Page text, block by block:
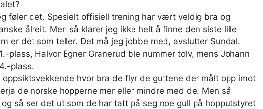
føler det. Spesielt offisiell trening har vært veldig bra og
ålreit. Men så klarer jeg ikke helt å finne den siste lille
er det som teller. Det må jeg jobbe med, avslutter Sundal.
plass, Halvor Egner Granerud ble nummer tolv, mens Johann
plass.
hvor bra de flyr de guttene der målt opp imot
de norske hopperne mer eller mindre med de. Men så
så ser det ut som de har tatt på seg noe gull på hopputstyret